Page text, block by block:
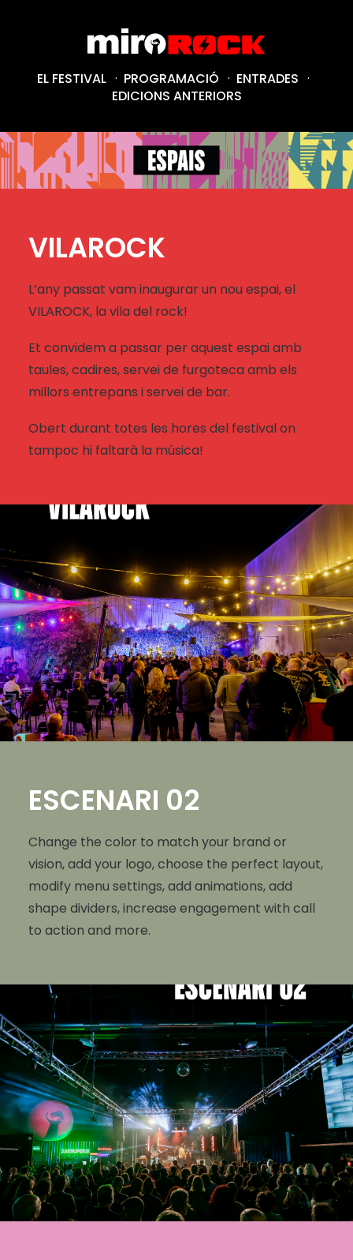
EL FESTIVAL · PROGRAMACIÓ · ENTRADES ·
EDICIONS ANTERIORS
VILAROCK
L’any passat vam inaugurar un nou espai, el
VILAROCK, la vila del rock!
Et convidem a passar per aquest espai amb
taules, cadires, servei de furgoteca amb els
millors entrepans i servei de bar.
Obert durant totes les hores del festival on
tampoc hi faltarà la música!
ESCENARI 02
Change the color to match your brand or
vision, add your logo, choose the perfect layout,
modify menu settings, add animations, add
shape dividers, increase engagement with call
to action and more.